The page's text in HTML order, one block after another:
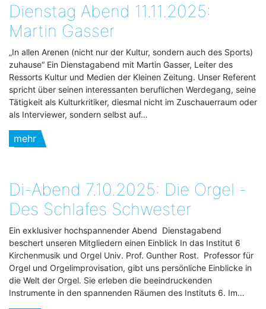
Dienstag Abend 11.11.2025:
Martin Gasser
„In allen Arenen (nicht nur der Kultur, sondern auch des Sports)
zuhause“ Ein Dienstagabend mit Martin Gasser, Leiter des
Ressorts Kultur und Medien der Kleinen Zeitung. Unser Referent
spricht über seinen interessanten beruflichen Werdegang, seine
Tätigkeit als Kulturkritiker, diesmal nicht im Zuschauerraum oder
als Interviewer, sondern selbst auf…
mehr
Di-Abend 7.10.2025: Die Orgel -
Des Schlafes Schwester
Ein exklusiver hochspannender Abend Dienstagabend
beschert unseren Mitgliedern einen Einblick In das Institut 6
Kirchenmusik und Orgel Univ. Prof. Gunther Rost. Professor für
Orgel und Orgelimprovisation, gibt uns persönliche Einblicke in
die Welt der Orgel. Sie erleben die beeindruckenden
Instrumente in den spannenden Räumen des Instituts 6. Im…